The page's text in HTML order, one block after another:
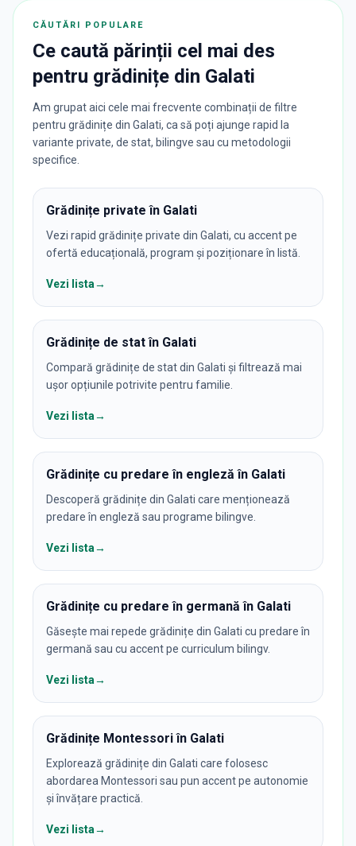
CĂUTĂRI POPULARE
Ce caută părinții cel mai des
pentru grădinițe din Galati
Am grupat aici cele mai frecvente combinații de filtre
pentru grădinițe din Galati, ca să poți ajunge rapid la
variante private, de stat, bilingve sau cu metodologii
specifice.
Grădinițe private în Galati
Vezi rapid grădinițe private din Galati, cu accent pe
ofertă educațională, program și poziționare în listă.
Vezi lista→
Grădinițe de stat în Galati
Compară grădinițe de stat din Galati și filtrează mai
ușor opțiunile potrivite pentru familie.
Vezi lista→
Grădinițe cu predare în engleză în Galati
Descoperă grădinițe din Galati care menționează
predare în engleză sau programe bilingve.
Vezi lista→
Grădinițe cu predare în germană în Galati
Găsește mai repede grădinițe din Galati cu predare în
germană sau cu accent pe curriculum bilingv.
Vezi lista→
Grădinițe Montessori în Galati
Explorează grădinițe din Galati care folosesc
abordarea Montessori sau pun accent pe autonomie
și învățare practică.
Vezi lista→